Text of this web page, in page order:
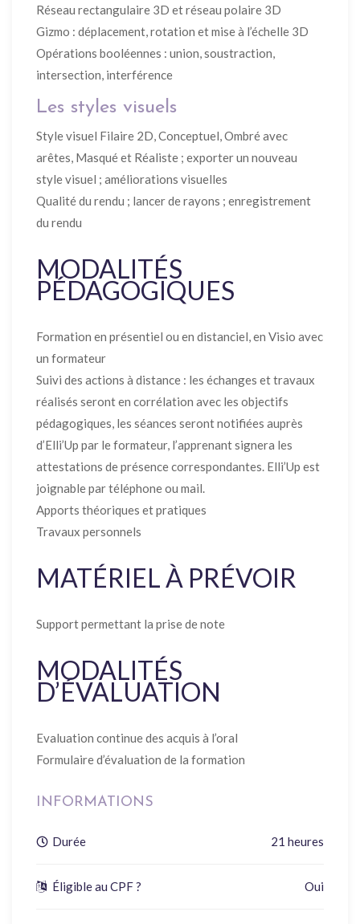
Réseau rectangulaire 3D et réseau polaire 3D
Gizmo : déplacement, rotation et mise à l’échelle 3D
Opérations booléennes : union, soustraction,
intersection, interférence
Les styles visuels
Style visuel Filaire 2D, Conceptuel, Ombré avec
arêtes, Masqué et Réaliste ; exporter un nouveau
style visuel ; améliorations visuelles
Qualité du rendu ; lancer de rayons ; enregistrement
du rendu
MODALITÉS
PÉDAGOGIQUES
Formation en présentiel ou en distanciel, en Visio avec
un formateur
Suivi des actions à distance : les échanges et travaux
réalisés seront en corrélation avec les objectifs
pédagogiques, les séances seront notifiées auprès
d’Elli’Up par le formateur, l’apprenant signera les
attestations de présence correspondantes. Elli’Up est
joignable par téléphone ou mail.
Apports théoriques et pratiques
Travaux personnels
MATÉRIEL À PRÉVOIR
Support permettant la prise de note
MODALITÉS
D’ÉVALUATION
Evaluation continue des acquis à l’oral
Formulaire d’évaluation de la formation
INFORMATIONS
Durée 21 heures
Éligible au CPF ? Oui